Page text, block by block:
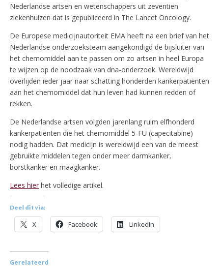
Nederlandse artsen en wetenschappers uit zeventien
ziekenhuizen dat is gepubliceerd in The Lancet Oncology.
De Europese medicijnautoriteit EMA heeft na een brief van het
Nederlandse onderzoeksteam aangekondigd de bijsluiter van
het chemomiddel aan te passen om zo artsen in heel Europa
te wijzen op de noodzaak van dna-onderzoek. Wereldwijd
overlijden ieder jaar naar schatting honderden kankerpatiënten
aan het chemomiddel dat hun leven had kunnen redden of
rekken.
De Nederlandse artsen volgden jarenlang ruim elfhonderd
kankerpatiënten die het chemomiddel 5-FU (capecitabine)
nodig hadden. Dat medicijn is wereldwijd een van de meest
gebruikte middelen tegen onder meer darmkanker,
borstkanker en maagkanker.
Lees hier het volledige artikel.
Deel dit via:
X Facebook LinkedIn
Gerelateerd